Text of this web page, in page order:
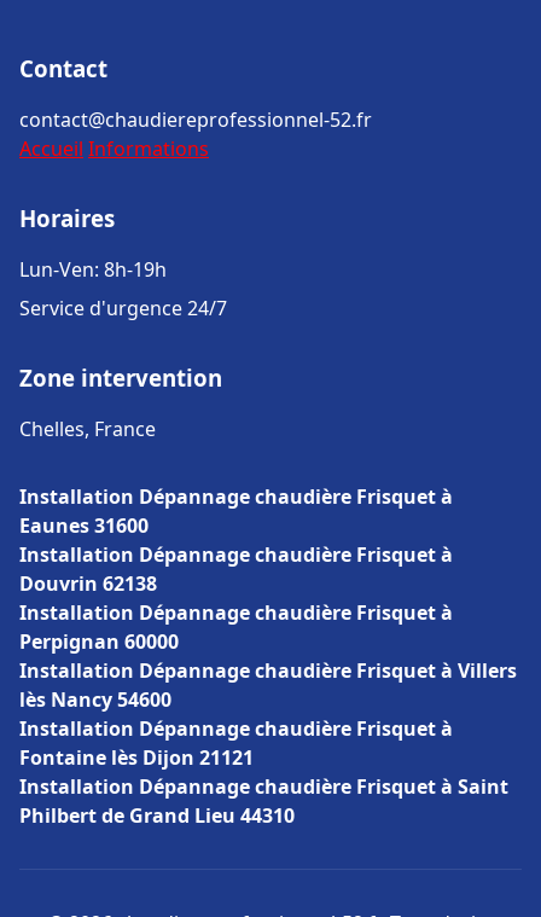
Contact
contact@chaudiereprofessionnel-52.fr
Accueil Informations
Horaires
Lun-Ven: 8h-19h
Service d'urgence 24/7
Zone intervention
Chelles, France
Installation Dépannage chaudière Frisquet à
Eaunes 31600
Installation Dépannage chaudière Frisquet à
Douvrin 62138
Installation Dépannage chaudière Frisquet à
Perpignan 60000
Installation Dépannage chaudière Frisquet à Villers
lès Nancy 54600
Installation Dépannage chaudière Frisquet à
Fontaine lès Dijon 21121
Installation Dépannage chaudière Frisquet à Saint
Philbert de Grand Lieu 44310